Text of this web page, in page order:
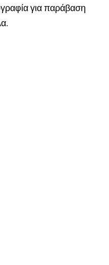
για παράβαση